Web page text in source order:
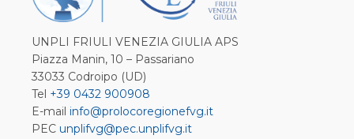
UNPLI FRIULI VENEZIA GIULIA APS
Piazza Manin, 10 – Passariano
33033 Codroipo (UD)
Tel +39 0432 900908
E-mail info@prolocoregionefvg.it
PEC unplifvg@pec.unplifvg.it